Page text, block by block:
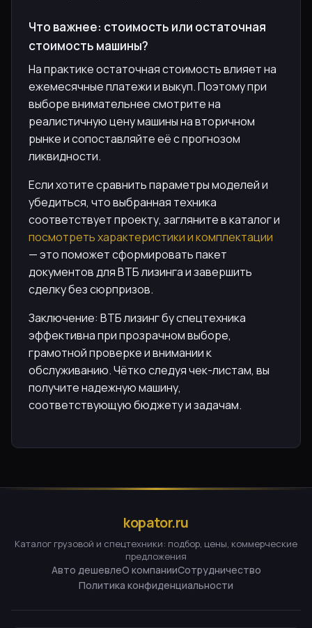
Что важнее: стоимость или остаточная
стоимость машины?
На практике остаточная стоимость влияет на
ежемесячные платежи и выкуп. Поэтому при
выборе внимательнее смотрите на
реалистичную цену машины на вторичном
рынке и сопоставляйте её с прогнозом
ликвидности.
Если хотите сравнить параметры моделей и
убедиться, что выбранная техника
соответствует проекту, загляните в каталог и
посмотреть характеристики и комплектации
— это поможет сформировать пакет
документов для ВТБ лизинга и завершить
сделку без сюрпризов.
Заключение: ВТБ лизинг бу спецтехника
эффективна при прозрачном выборе,
грамотной проверке и внимании к
обслуживанию. Чётко следуя чек-листам, вы
получите надежную машину,
соответствующую бюджету и задачам.
kopator.ru
Каталог грузовой и спецтехники: подбор, цены, коммерческие
предложения
Авто дешевлеО компанииСотрудничество
Политика конфиденциальности